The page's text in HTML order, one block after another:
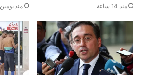
منذ 14 ساعة منذ يومين